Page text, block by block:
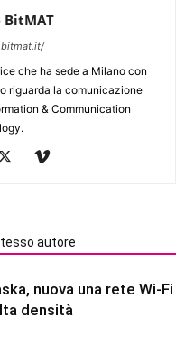
BitMAT
che ha sede a Milano con
riguarda la comunicazione
& Communication
autore
nuova una rete Wi-Fi
densità